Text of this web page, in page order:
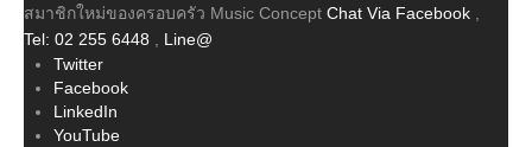
สมาชิกใหม่ของครอบครัว Music Concept Chat Via Facebook
Tel: 02 255 6448
Line@
Twitter
Facebook
LinkedIn
YouTube